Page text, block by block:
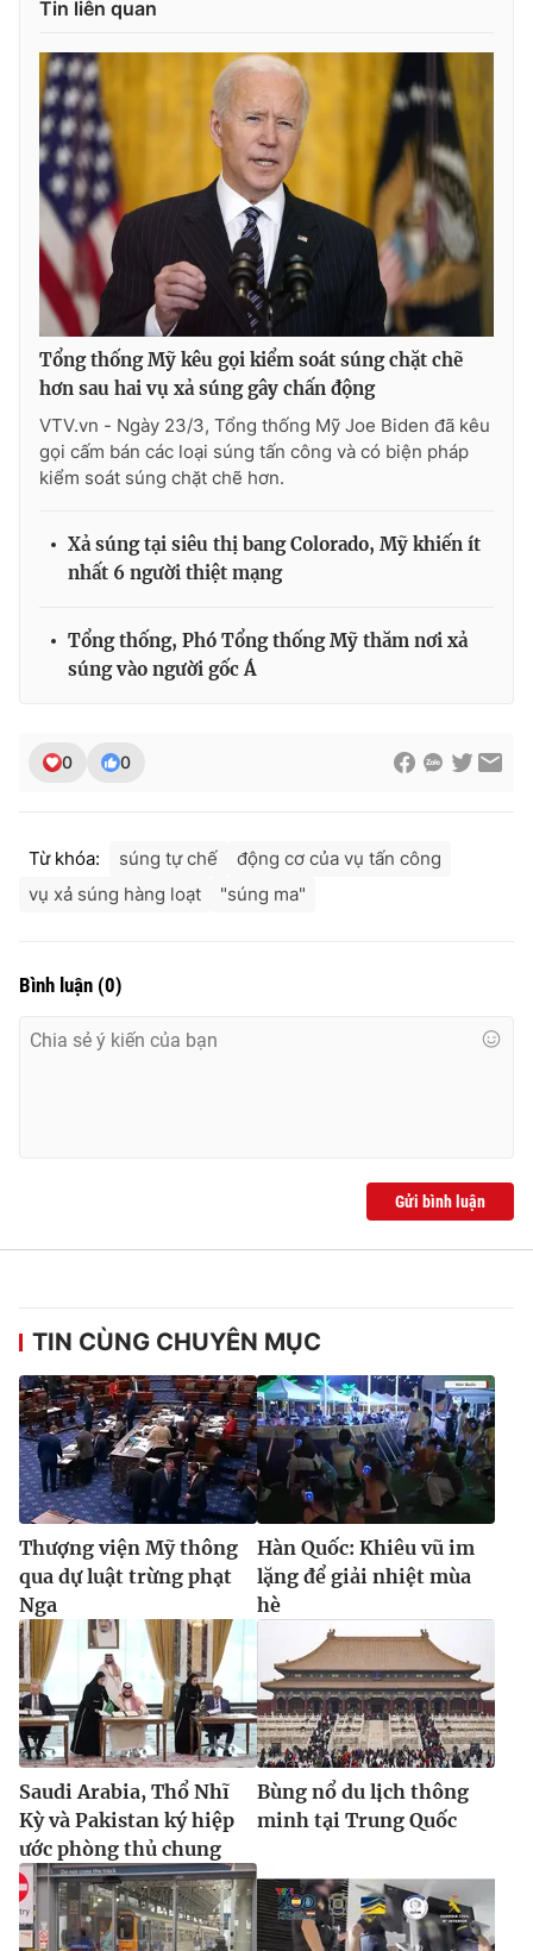
Ðiện thoại Thời báo VTV:
Liên hệ quảng cáo:
024-7300.7108
® Cấm sao chép dưới mọi hình thức nếu không có sự chấp
thuận bằng văn bản. Ghi rõ nguồn VTV.vn khi phát hành lại
thông tin từ website này.
Tin liên quan
Tổng thống Mỹ kêu gọi kiểm soát súng chặt chẽ
hơn sau hai vụ xả súng gây chấn động
VTV.vn - Ngày 23/3, Tổng thống Mỹ Joe Biden đã kêu
gọi cấm bán các loại súng tấn công và có biện pháp
kiểm soát súng chặt chẽ hơn.
Xả súng tại siêu thị bang Colorado, Mỹ khiến ít
nhất 6 người thiệt mạng
Tổng thống, Phó Tổng thống Mỹ thăm nơi xả
súng vào người gốc Á
0 0
Từ khóa: súng tự chế
động cơ của vụ tấn công
vụ xả súng hàng loạt
"súng ma"
Bình luận (0)
Gửi bình luận
TIN CÙNG CHUYÊN MỤC
Thượng viện Mỹ thông
qua dự luật trừng phạt
Nga
Hàn Quốc: Khiêu vũ im
lặng để giải nhiệt mùa
hè
Saudi Arabia, Thổ Nhĩ
Kỳ và Pakistan ký hiệp
ước phòng thủ chung
Bùng nổ du lịch thông
minh tại Trung Quốc